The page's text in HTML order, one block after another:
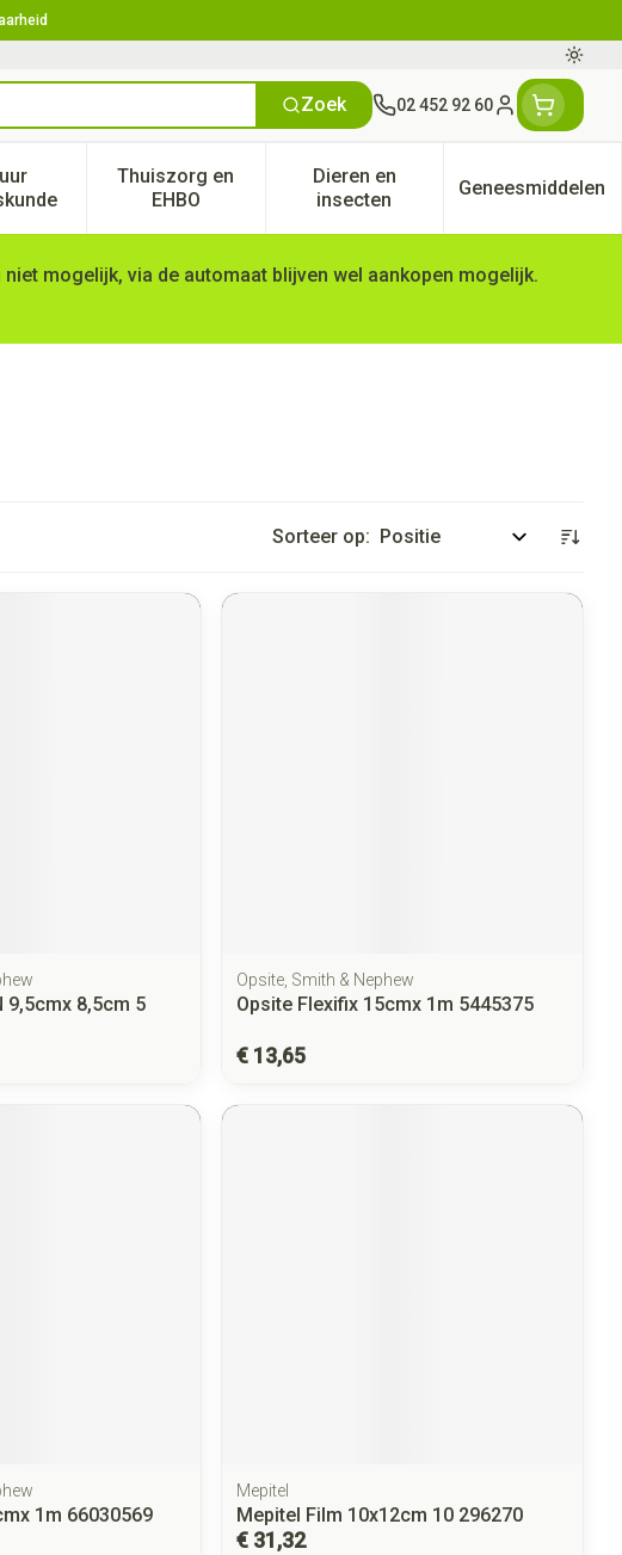
Zoek 02 452 92 60
Klant menu
categorie
50+ categorie
submenu voor Natuur geneeskunde categorie
Thuiszorg en
EHBOToon submenu voor Thuiszorg en EHBO categorie
Dieren en
insectenToon submenu voor Dieren
Geneesmiddelen
Toon
mogelijk, via de automaat blijven wel aankopen mogelijk.
Sorteer op:
9,5cmx 8,5cm 5
Opsite, Smith & Nephew
Opsite Flexifix 15cmx 1m 5445375
€ 13,65
1m 66030569
Mepitel
Mepitel Film 10x12cm 10 296270
€ 31,32